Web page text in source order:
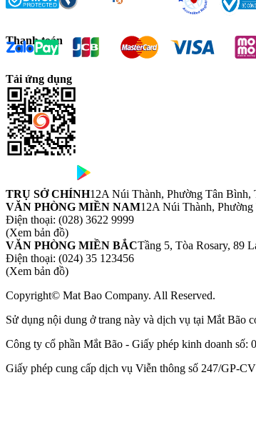
Thanh toán
Tải ứng dụng
TRỤ SỞ CHÍNH12A Núi Thành, Phường Tân
VĂN PHÒNG MIỀN NAM12A Núi Thành,
Điện thoại: (028) 3622 9999
(Xem bản đồ)
VĂN PHÒNG MIỀN BẮCTầng 5, Tòa Rosary, 89
Điện thoại: (024) 35 123456
(Xem bản đồ)
Copyright© Mat Bao Company. All Reserved.
Sử dụng nội dung ở trang này và dịch vụ tại Mắt Bão
Công ty cổ phần Mắt Bão - Giấy phép kinh doanh
Giấy phép cung cấp dịch vụ Viễn thông số 247/GP-